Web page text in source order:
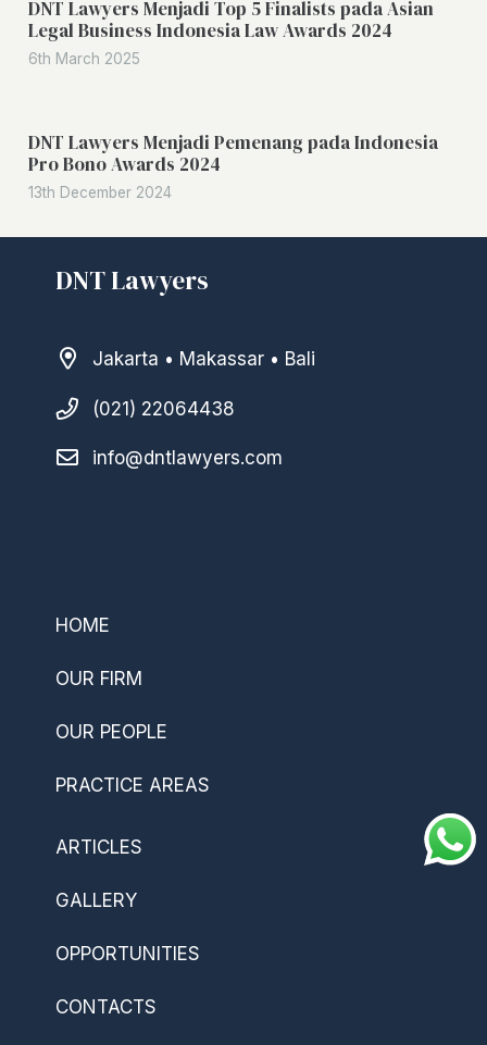
DNT Lawyers Menjadi Top 5 Finalists pada Asian
Legal Business Indonesia Law Awards 2024
6th March 2025
DNT Lawyers Menjadi Pemenang pada Indonesia
Pro Bono Awards 2024
13th December 2024
DNT Lawyers
Jakarta • Makassar • Bali
(021) 22064438
info@dntlawyers.com
HOME
OUR FIRM
OUR PEOPLE
PRACTICE AREAS
ARTICLES
GALLERY
OPPORTUNITIES
CONTACTS